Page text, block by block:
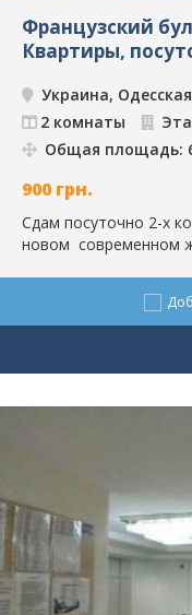
Французский
Квартиры,
Украина,
2 комнаты
Общая площадь:
900 грн.
Сдам посуточно 2-х
новом современном